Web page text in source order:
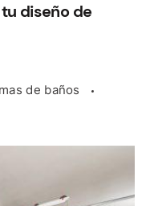
diseño de
de baños